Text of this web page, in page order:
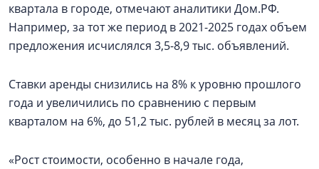
квартала в городе, отмечают аналитики Дом.РФ.
Например, за тот же период в 2021-2025 годах объем
предложения исчислялся 3,5-8,9 тыс. объявлений.
Ставки аренды снизились на 8% к уровню прошлого
года и увеличились по сравнению с первым
кварталом на 6%, до 51,2 тыс. рублей в месяц за лот.
«Рост стоимости, особенно в начале года,